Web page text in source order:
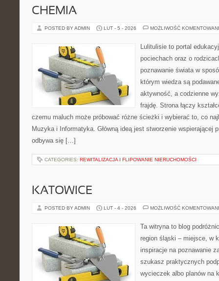
CHEMIA
POSTED BY ADMIN LUT - 5 - 2026 MOŻLIWOŚĆ
Lulitulisie to portal
pociechach oraz o
poznawanie świata w
którym wiedza są
aktywność, a codzienne
frajdę. Strona łączy
czemu maluch może próbować różne ścieżki i wybierać to, co
Muzyka i Informatyka. Główną ideą jest stworzenie wspierającej
odbywa się […]
CATEGORIES: REWITALIZACJA I FLIPOWANIE NIERUCHOMOŚCI
KATOWICE
POSTED BY ADMIN LUT - 4 - 2026 MOŻLIWOŚĆ
Ta witryna to blog
region śląski – miejsce, w
inspiracje na poznawanie
szukasz praktycznych
wycieczek albo planów na